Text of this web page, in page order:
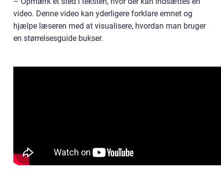
video. Denne video kan yderligere forklare emnet og
hjælpe læseren med at visualisere, hvordan man bruger
en størrelsesguide bukser.